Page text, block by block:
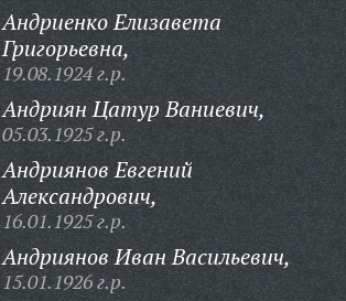
Андриенко Елизавета
Григорьевна,
19.08.1924 г.р.
Андриян Цатур Ваниевич,
05.03.1925 г.р.
Андриянов Евгений
Александрович,
16.01.1925 г.р.
Андриянов Иван Васильевич,
15.01.1926 г.р.